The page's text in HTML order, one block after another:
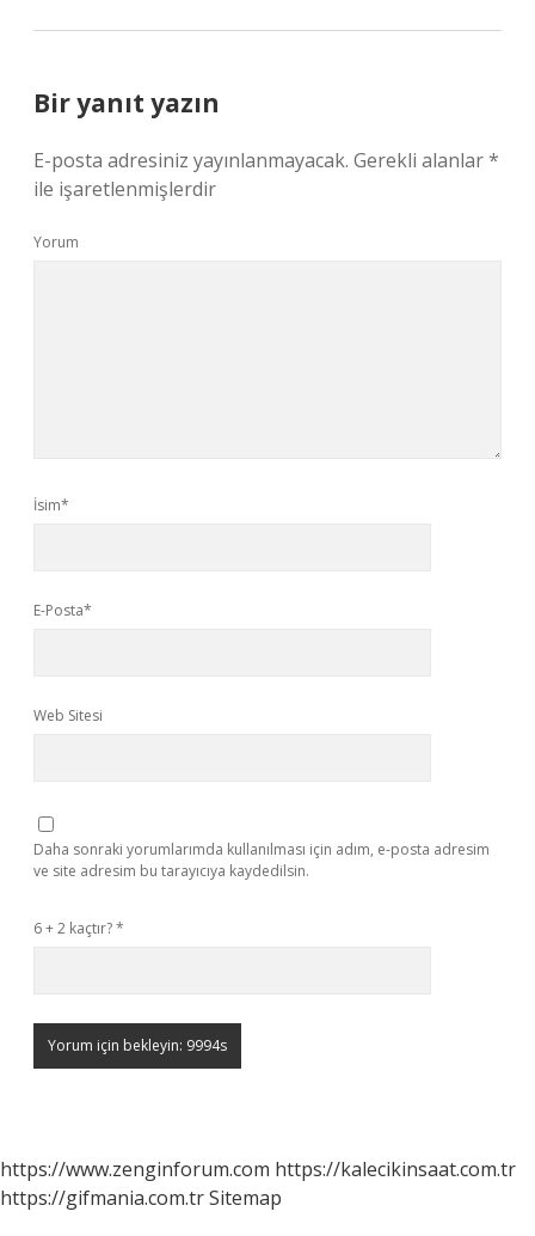
Bir yanıt yazın
E-posta adresiniz yayınlanmayacak. Gerekli alanlar*
ile işaretlenmişlerdir
Yorum
İsim*
E-Posta*
Web Sitesi
Daha sonraki yorumlarımda kullanılması için adım, e-posta adresim
ve site adresim bu tarayıcıya kaydedilsin.
6 + 2 kaçtır?*
https://www.zenginforum.com https://kalecikinsaat.com.tr
https://gifmania.com.trSitemap